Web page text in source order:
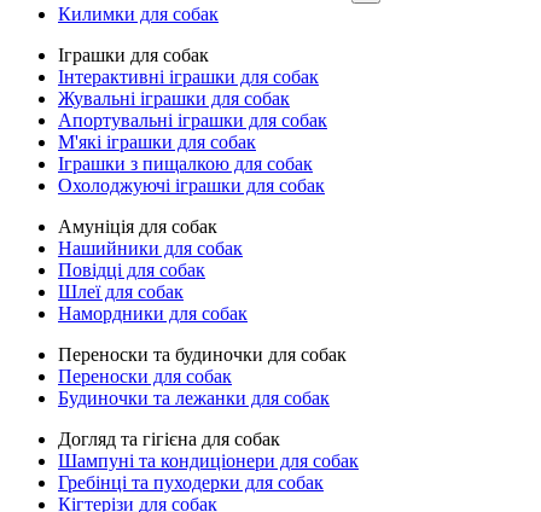
Килимки для собак
Іграшки для собак
Інтерактивні іграшки для собак
Жувальні іграшки для собак
Апортувальні іграшки для собак
М'які іграшки для собак
Іграшки з пищалкою для собак
Охолоджуючі іграшки для собак
Амуніція для собак
Нашийники для собак
Повідці для собак
Шлеї для собак
Намордники для собак
Переноски та будиночки для собак
Переноски для собак
Будиночки та лежанки для собак
Догляд та гігієна для собак
Шампуні та кондиціонери для собак
Гребінці та пуходерки для собак
Кігтерізи для собак